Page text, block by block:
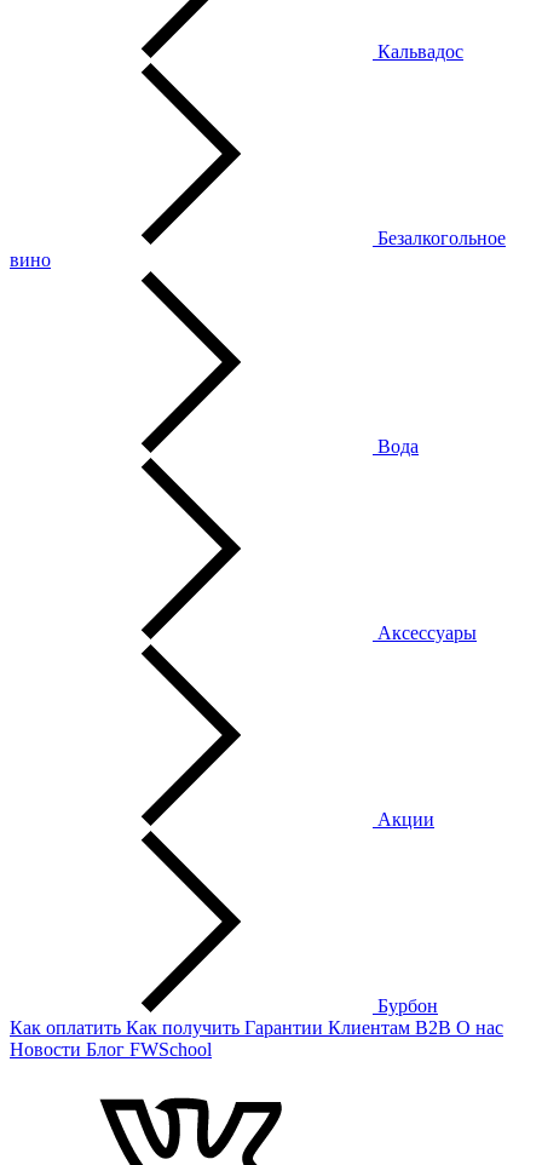
Кальвадос
Безалкогольное
вино
Вода
Аксессуары
Акции
Бурбон
Как оплатить Как получить Гарантии Клиентам B2B О нас
Новости Блог FWSchool